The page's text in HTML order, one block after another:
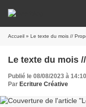
Accueil » Le texte du mois //
Le texte du mois
Publié le 08/08/2023 à 14:10
Par Ecriture Créative